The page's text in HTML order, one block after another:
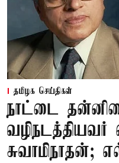
தமிழக செய்திகள்
நாட்டை
சுவாமிநாதன்;